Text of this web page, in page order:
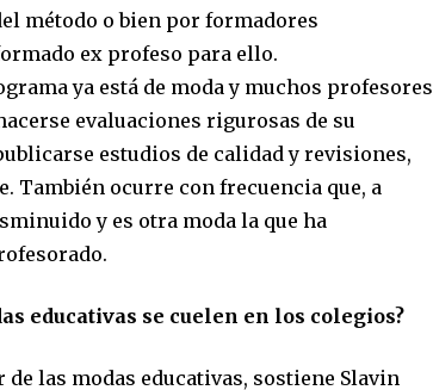
método o bien por formadores
ex profeso para ello.
ya está de moda y muchos profesores
evaluaciones rigurosas de su
estudios de calidad y revisiones,
También ocurre con frecuencia que, a
y es otra moda la que ha
educativas se cuelen en los colegios?
las modas educativas, sostiene Slavin